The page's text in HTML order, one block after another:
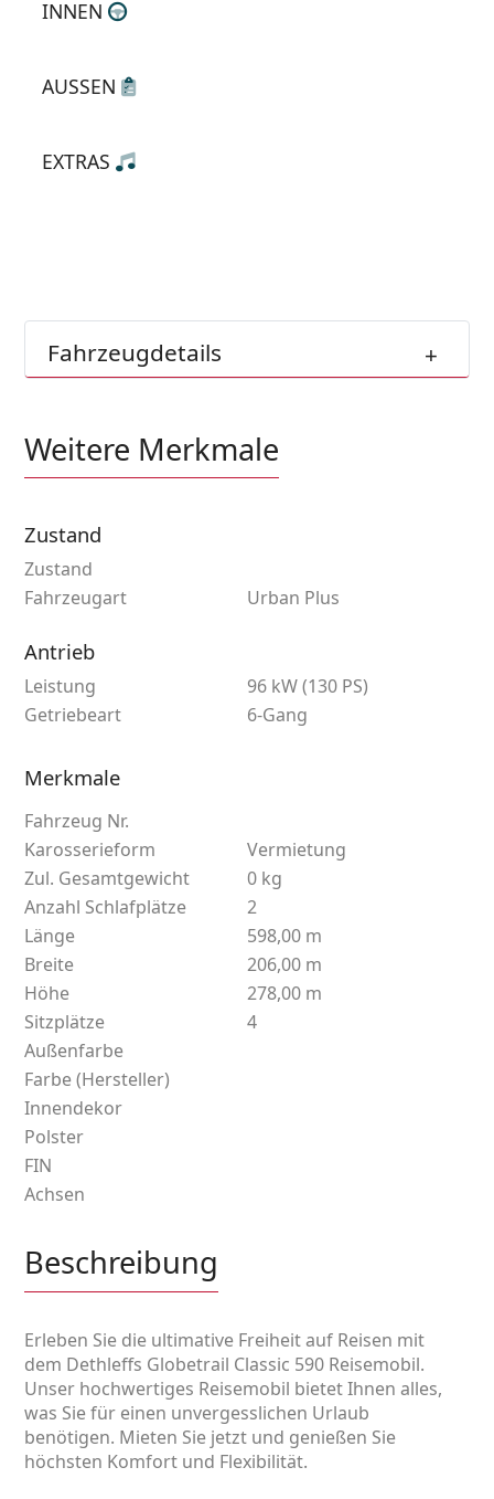
INNEN
AUSSEN
EXTRAS
Fahrzeugdetails
Weitere Merkmale
Zustand
Zustand
Fahrzeugart
Urban Plus
Antrieb
Leistung
96 kW (130 PS)
Getriebeart
6-Gang
Merkmale
Fahrzeug Nr.
Karosserieform
Vermietung
Zul. Gesamtgewicht
0 kg
Anzahl Schlafplätze
2
Länge
598,00 m
Breite
206,00 m
Höhe
278,00 m
Sitzplätze
4
Außenfarbe
Farbe (Hersteller)
Innendekor
Polster
FIN
Achsen
Beschreibung
Erleben Sie die ultimative Freiheit auf Reisen mit
dem Dethleffs Globetrail Classic 590 Reisemobil.
Unser hochwertiges Reisemobil bietet Ihnen alles,
was Sie für einen unvergesslichen Urlaub
benötigen. Mieten Sie jetzt und genießen Sie
höchsten Komfort und Flexibilität.